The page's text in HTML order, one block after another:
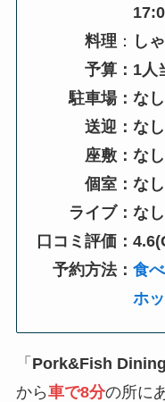
料理 ： し
予算：1人当
駐車場：なし
送迎：なし
座敷：なし
個室：なし
ライブ：なし
口コミ評価：
予約方法：食
ホ
「 Pork&Fish
から車で8分の所に